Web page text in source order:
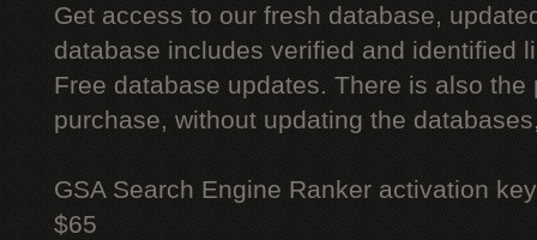
Get access to our fresh database,
database includes verified and identified
Free database updates. There is also
purchase, without updating the
GSA Search Engine Ranker activation key
$65